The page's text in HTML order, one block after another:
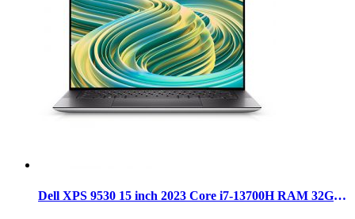
Dell XPS 9530 15 inch 2023 Core i7-13700H RAM 32GB SSD 512GB FHD+ RTX 4050